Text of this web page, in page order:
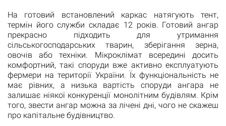
На готовий встановлений каркас натягують тент,
термін його служби складає 12 років. Готовий ангар
прекрасно підходить для утримання
сільськогосподарських тварин, зберігання зерна,
овочів або техніки. Мікроклімат всередині досить
комфортний, такі споруди вже активно експлуатують
фермери на території України. Їх функціональність не
має рівних, а низька вартість споруди ангара не
залишає ніякої конкуренції монолітним будівлям. Крім
того, звести ангар можна за лічені дні, чого не скажеш
про капітальне будівництво.